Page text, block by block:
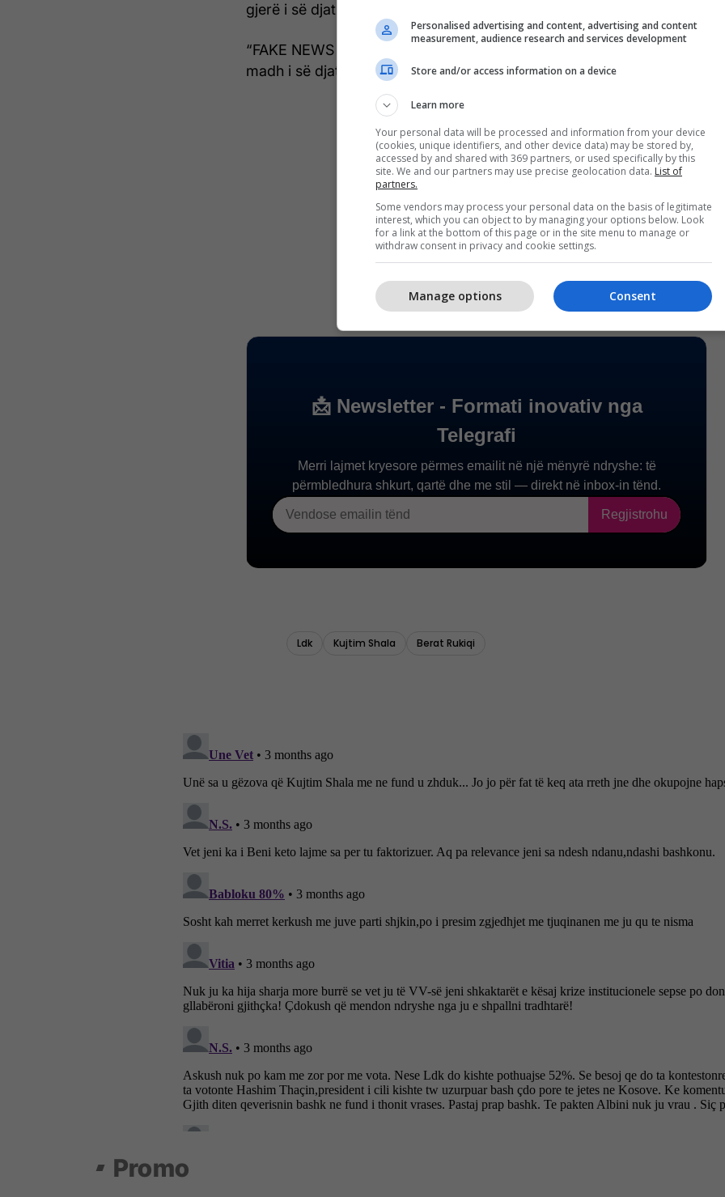
gjerë i së djathtës.
“FAKE NEWS - Ndarje e Kuvende të reja në LDK, FACT- Bashkimi i
madh i së djathtës po ndodh”, ka shkruar Rukiqi. /Telegrafi/
Personalised advertising and content, advertising and content
measurement, audience research and services development
Store and/or access information on a device
Learn more
Your personal data will be processed and information from your device
(cookies, unique identifiers, and other device data) may be stored by,
accessed by and shared with 369 partners, or used specifically by this
site. We and our partners may use precise geolocation data. List of
partners.
Some vendors may process your personal data on the basis of legitimate
interest, which you can object to by managing your options below. Look
for a link at the bottom of this page or in the site menu to manage or
withdraw consent in privacy and cookie settings.
Consent
Manage options